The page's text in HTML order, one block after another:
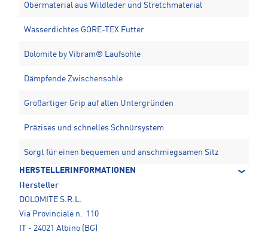
Obermaterial aus Wildleder und Stretchmaterial
Wasserdichtes GORE-TEX Futter
Dolomite by Vibram® Laufsohle
Dämpfende Zwischensohle
Großartiger Grip auf allen Untergründen
Präzises und schnelles Schnürsystem
Sorgt für einen bequemen und anschmiegsamen Sitz
HERSTELLERINFORMATIONEN
Hersteller
DOLOMITE S.R.L.
Via Provinciale n. 110
IT - 24021 Albino (BG)